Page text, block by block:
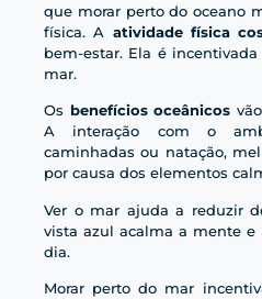
que morar perto do oceano
física. A atividade física
bem-estar. Ela é
mar.
Os benefícios oceânicos
A interação com o
caminhadas ou natação,
por causa dos elementos
Ver o mar ajuda a reduzir
vista azul acalma a mente e
dia.
Morar perto do mar